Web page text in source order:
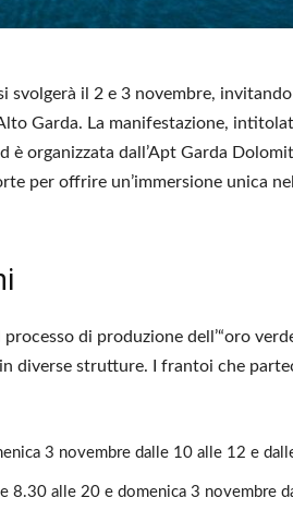
svolgerà il 2 e 3 novembre,
Garda. La manifestazione,
è organizzata dall’Apt Garda
per offrire un’immersione unica
di produzione dell’“oro
diverse strutture. I frantoi che
3 novembre dalle 10 alle 12 e
8.30 alle 20 e domenica 3 novembre